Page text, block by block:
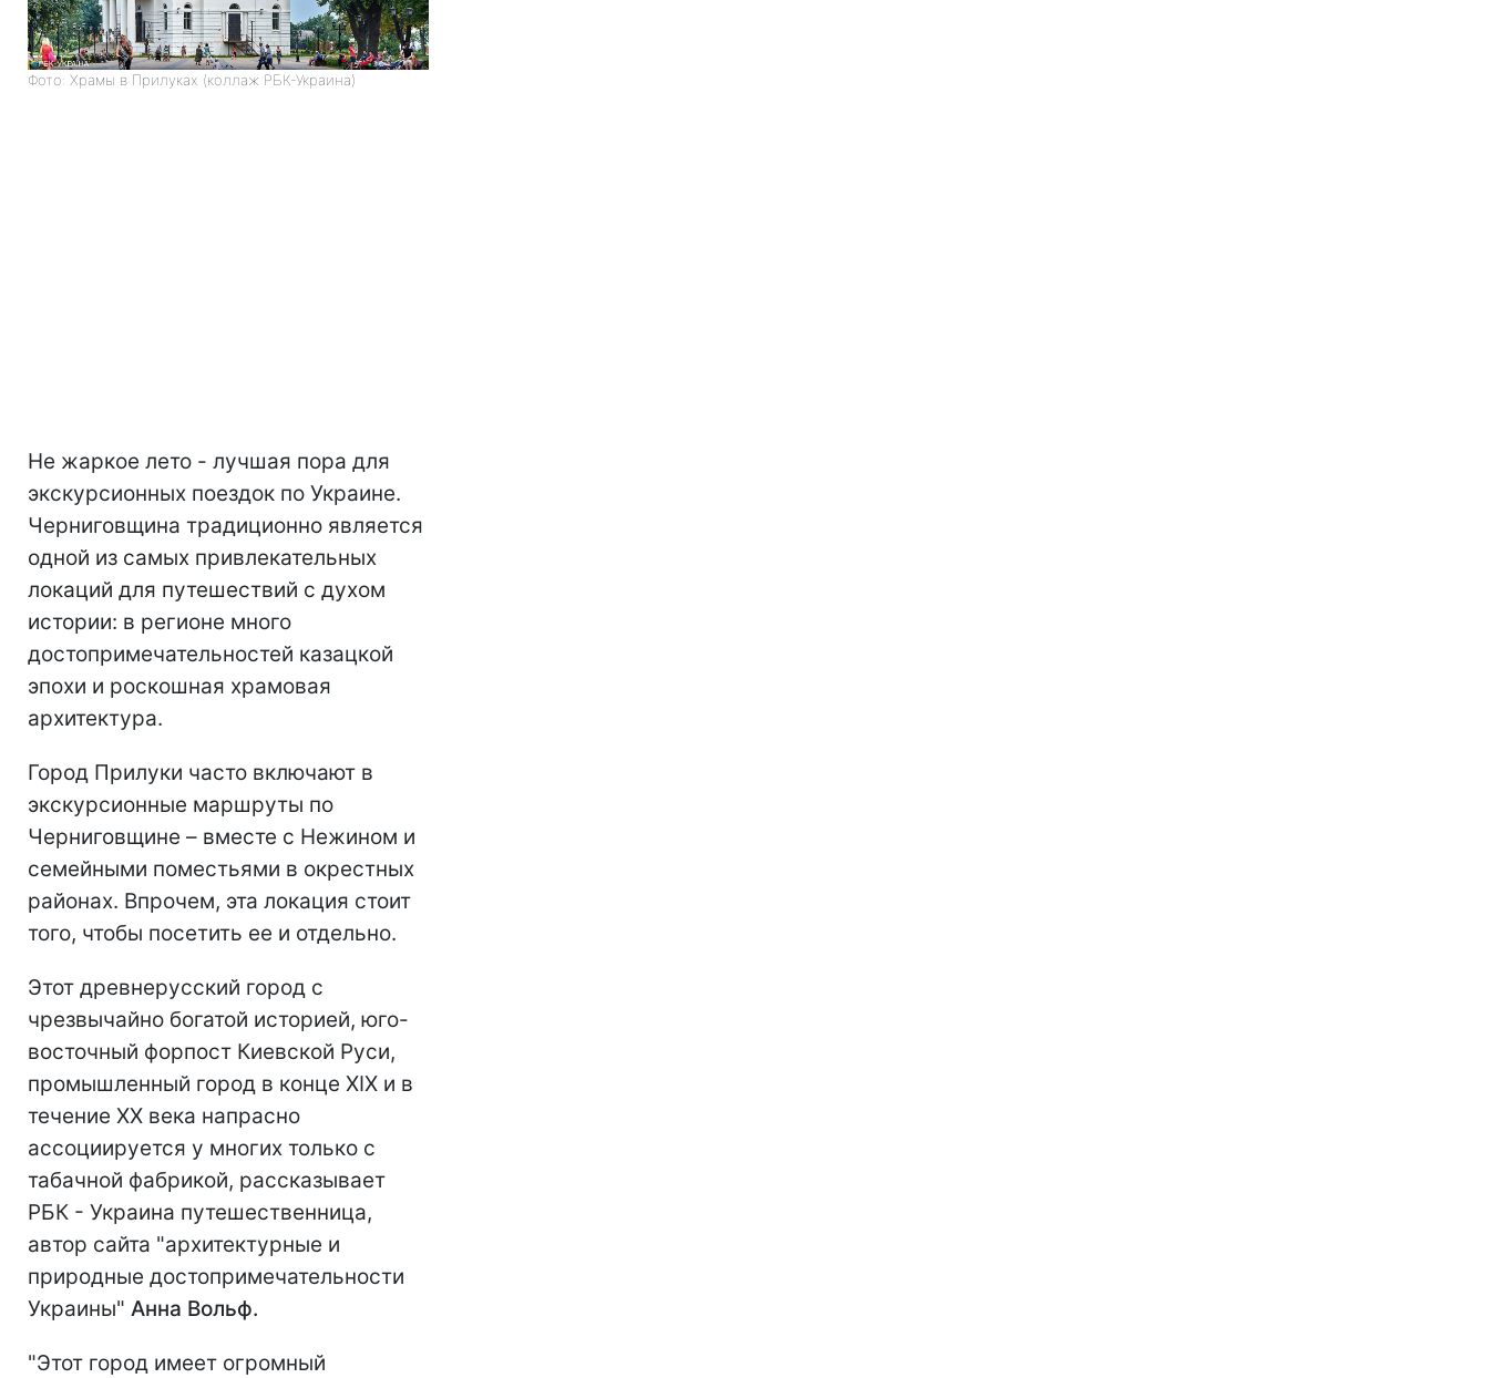
Фото: Храмы в Прилуках (коллаж РБК-Украина)
Не жаркое лето - лучшая пора для
экскурсионных поездок по Украине.
Черниговщина традиционно является
одной из самых привлекательных
локаций для путешествий с духом
истории: в регионе много
достопримечательностей казацкой
эпохи и роскошная храмовая
архитектура.
Город Прилуки часто включают в
экскурсионные маршруты по
Черниговщине – вместе с Нежином и
семейными поместьями в окрестных
районах. Впрочем, эта локация стоит
того, чтобы посетить ее и отдельно.
Этот древнерусский город с
чрезвычайно богатой историей, юго-
восточный форпост Киевской Руси,
промышленный город в конце XIX и в
течение ХХ века напрасно
ассоциируется у многих только с
табачной фабрикой, рассказывает
РБК - Украина путешественница,
автор сайта "архитектурные и
природные достопримечательности
Украины" Анна Вольф.
"Этот город имеет огромный